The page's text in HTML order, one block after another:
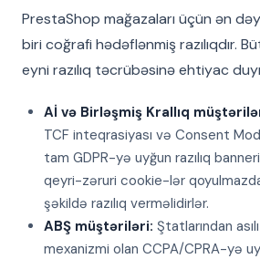
PrestaShop mağazaları üçün ən
biri coğrafi hədəflənmiş razılıqdır.
eyni razılıq təcrübəsinə ehtiyac
Aİ və Birləşmiş Krallıq
TCF inteqrasiyası və Consent
tam GDPR-yə uyğun razılıq
qeyri-zəruri cookie-lər
şəkildə razılıq verməlidirlər.
ABŞ müştəriləri: Ştatlarından
mexanizmi olan CCPA/CPRA-yə